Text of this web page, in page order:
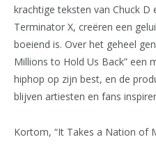
krachtige teksten van Chuck D
Terminator X, creëren een
boeiend is. Over het geheel
Millions to Hold Us Back” een
hiphop op zijn best, en de
blijven artiesten en fans
Kortom, “It Takes a Nation of